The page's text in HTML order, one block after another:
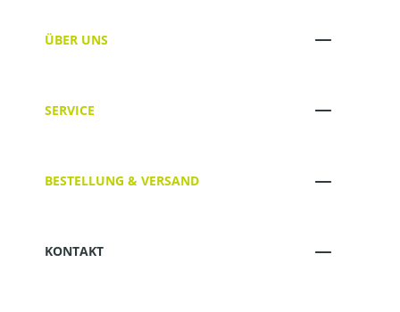
ÜBER UNS
SERVICE
BESTELLUNG & VERSAND
KONTAKT